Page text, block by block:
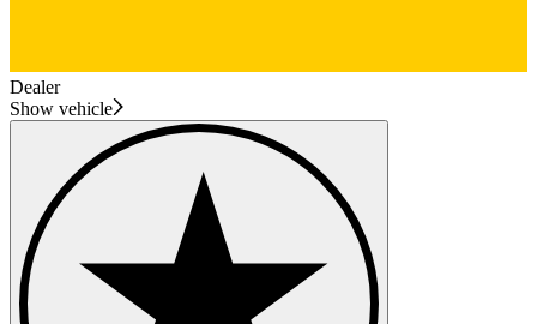
Dealer
Show vehicle